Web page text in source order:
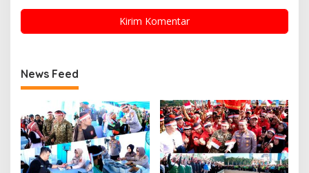
News Feed